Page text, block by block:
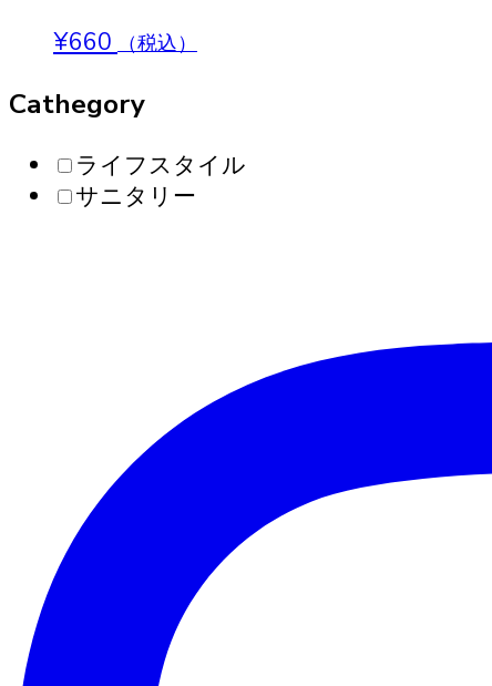
¥660 （税込）
Cathegory
ライフスタイル
サニタリー